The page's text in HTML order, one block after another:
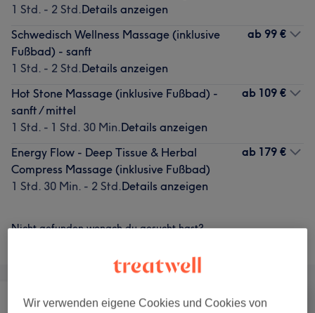
1 Std. - 2 Std.Details anzeigen
Schwedisch Wellness Massage (inklusive
Fußbad) - sanft
1 Std. - 2 Std.Details anzeigen
ab 99 €
Hot Stone Massage (inklusive Fußbad) -
sanft / mittel
1 Std. - 1 Std. 30 Min.Details anzeigen
ab 109 €
Energy Flow - Deep Tissue & Herbal
Compress Massage (inklusive Fußbad)
1 Std. 30 Min. - 2 Std.Details anzeigen
ab 179 €
Nicht gefunden wonach du gesucht hast?
Wir verwenden eigene Cookies und Cookies von